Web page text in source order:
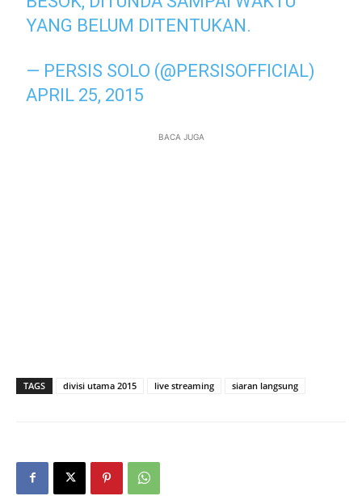
YANG BELUM DITENTUKAN.
— PERSIS SOLO (@PERSISOFFICIAL)
APRIL 25, 2015
BACA JUGA
TAGS divisi utama 2015 live streaming siaran langsung